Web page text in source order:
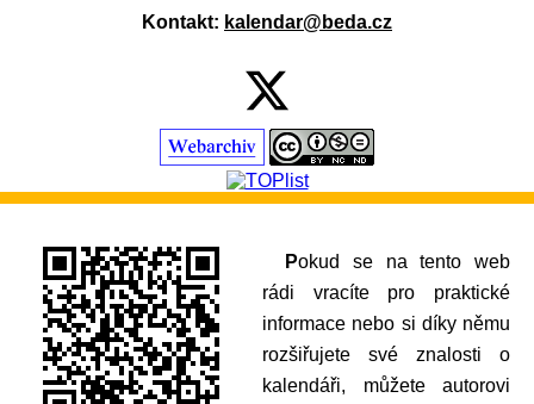
Kontakt: kalendar@beda.cz
Pokud se na tento web
rádi vracíte pro praktické
informace nebo si díky němu
rozšiřujete své znalosti o
kalendáři, můžete autorovi